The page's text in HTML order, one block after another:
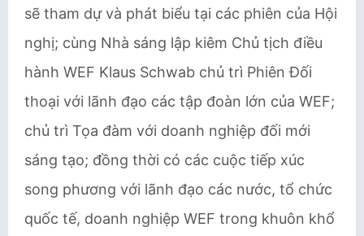
sẽ tham dự và phát biểu tại các phiên của Hội
nghị; cùng Nhà sáng lập kiêm Chủ tịch điều
hành WEF Klaus Schwab chủ trì Phiên Đối
thoại với lãnh đạo các tập đoàn lớn của WEF;
chủ trì Tọa đàm với doanh nghiệp đối mới
sáng tạo; đồng thời có các cuộc tiếp xúc
song phương với lãnh đạo các nước, tổ chức
quốc tế, doanh nghiệp WEF trong khuôn khổ